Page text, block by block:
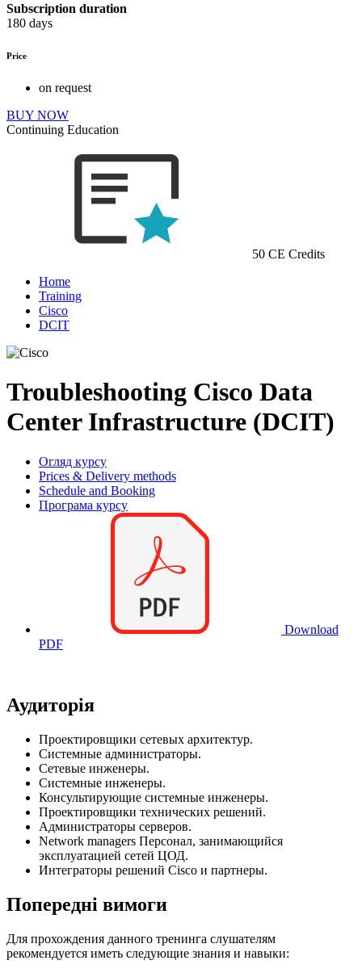
Subscription duration
180 days
Price
on request
BUY NOW
Continuing Education
50 CE Credits
Home
Training
Cisco
DCIT
Troubleshooting Cisco Data
Center Infrastructure (DCIT)
Огляд курсу
Prices & Delivery methods
Schedule and Booking
Програма курсу
Download
PDF
Аудиторія
Проектировщики сетевых архитектур.
Системные администраторы.
Сетевые инженеры.
Системные инженеры.
Консультирующие системные инженеры.
Проектировщики технических решений.
Администраторы серверов.
Network managers Персонал, занимающийся
эксплуатацией сетей ЦОД.
Интеграторы решений Cisco и партнеры.
Попередні вимоги
Для прохождения данного тренинга слушателям
рекомендуется иметь следующие знания и навыки: